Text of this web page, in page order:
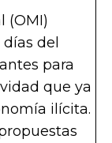
(OMI)
del
para
que ya
ilícita.